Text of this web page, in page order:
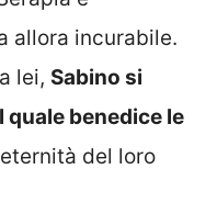
allora incurabile.
lei, Sabino si
quale benedice le
del loro